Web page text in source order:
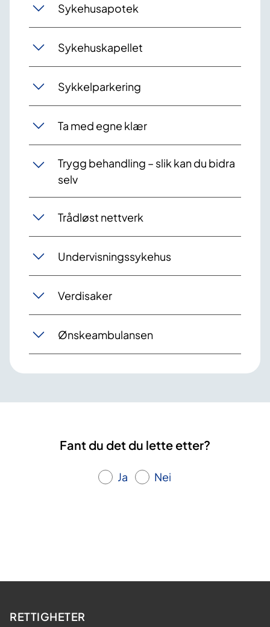
Sykehusapotek
Sykehuskapellet
Sykkelparkering
Ta med egne klær
Trygg behandling – slik kan du bidra
selv
Trådløst nettverk
Undervisningssykehus
Verdisaker
Ønskeambulansen
Fant du det du lette etter?
Ja Nei
RETTIGHETER